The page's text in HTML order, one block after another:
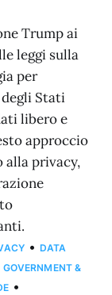
Trump ai
leggi sulla
per
Stati
libero e
approccio
alla privacy,
• DATA
GOVERNMENT &
•